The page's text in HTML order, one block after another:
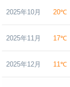
2025年10月 20℃
2025年11月 17℃
2025年12月 11℃